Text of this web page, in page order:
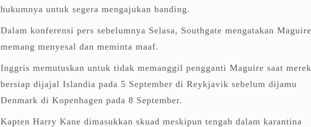
hukumnya untuk segera mengajukan banding.
Dalam konferensi pers sebelumnya Selasa, Southgate mengatakan Maguire
memang menyesal dan meminta maaf.
Inggris memutuskan untuk tidak memanggil pengganti Maguire saat
bersiap dijajal Islandia pada 5 September di Reykjavik sebelum dijamu
Denmark di Kopenhagen pada 8 September.
Kapten Harry Kane dimasukkan skuad meskipun tengah dalam karantina